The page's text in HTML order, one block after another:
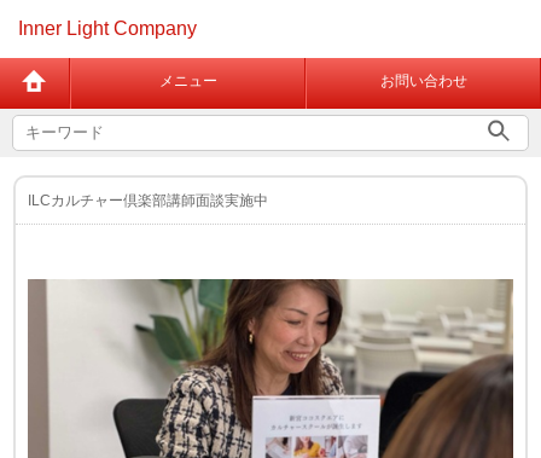
Inner Light Company
メニュー お問い合わせ
ILCカルチャー倶楽部講師面談実施中